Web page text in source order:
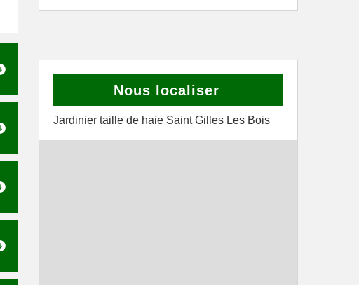
Nous localiser
Jardinier taille de haie Saint Gilles Les Bois